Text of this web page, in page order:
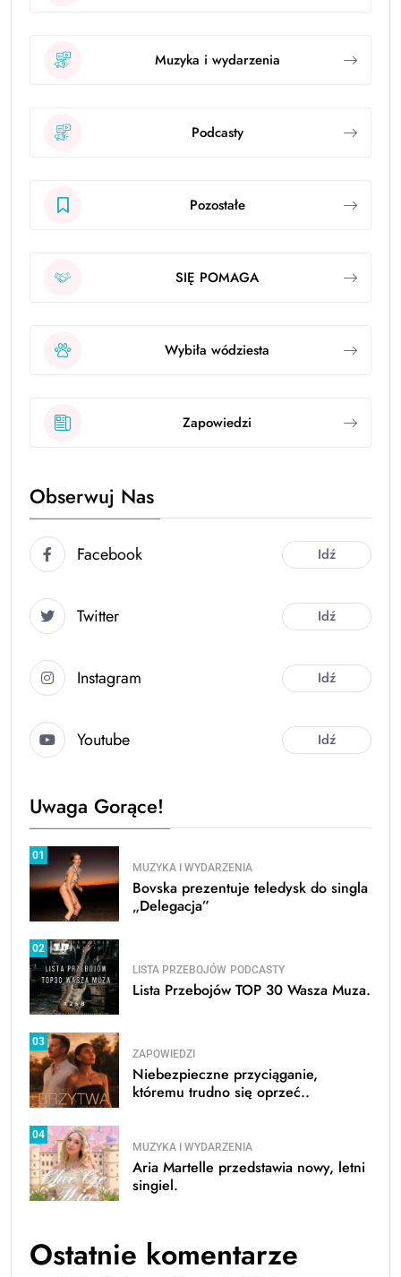
Muzyka i wydarzenia
Podcasty
Pozostałe
SIĘ POMAGA
Wybiła wódziesta
Zapowiedzi
Obserwuj Nas
Facebook Idź
Twitter Idź
Instagram Idź
Youtube Idź
Uwaga Gorące!
01
MUZYKA I WYDARZENIA
Bovska prezentuje teledysk do singla
„Delegacja”
02
LISTA PRZEBOJÓW PODCASTY
Lista Przebojów TOP 30 Wasza Muza.
03
ZAPOWIEDZI
Niebezpieczne przyciąganie,
któremu trudno się oprzeć..
04
MUZYKA I WYDARZENIA
Aria Martelle przedstawia nowy, letni
singiel.
Ostatnie komentarze